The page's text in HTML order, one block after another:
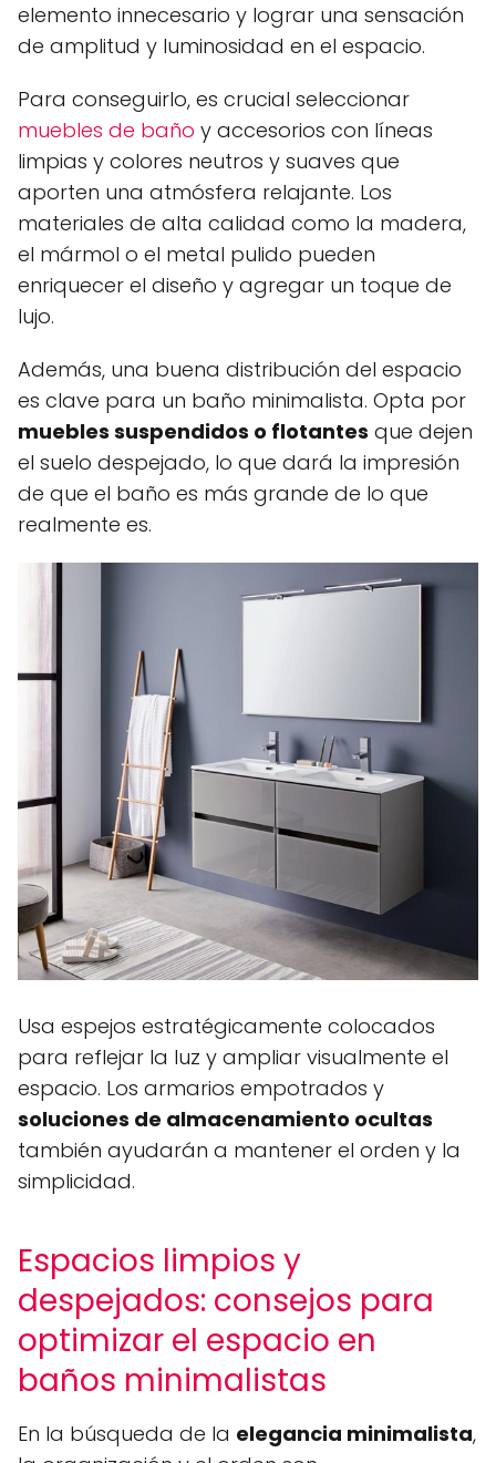
elemento innecesario y lograr una sensación
de amplitud y luminosidad en el espacio.
Para conseguirlo, es crucial seleccionar
muebles de baño y accesorios con líneas
limpias y colores neutros y suaves que
aporten una atmósfera relajante. Los
materiales de alta calidad como la madera,
el mármol o el metal pulido pueden
enriquecer el diseño y agregar un toque de
lujo.
Además, una buena distribución del espacio
es clave para un baño minimalista. Opta por
muebles suspendidos o flotantes que dejen
el suelo despejado, lo que dará la impresión
de que el baño es más grande de lo que
realmente es.
Usa espejos estratégicamente colocados
para reflejar la luz y ampliar visualmente el
espacio. Los armarios empotrados y
soluciones de almacenamiento ocultas
también ayudarán a mantener el orden y la
simplicidad.
Espacios limpios y
despejados: consejos para
optimizar el espacio en
baños minimalistas
En la búsqueda de la elegancia minimalista,